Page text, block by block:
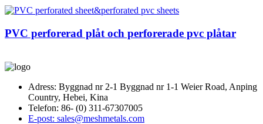
PVC perforerad plåt och perforerade pvc plåtar
Adress: Byggnad nr 2-1 Byggnad nr 1-1 Weier Road, Anping
Country, Hebei, Kina
Telefon: 86- (0) 311-67307005
E-post: sales@meshmetals.com